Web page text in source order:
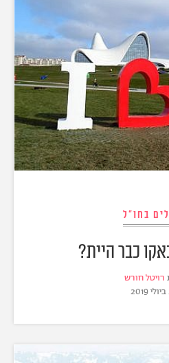
בחו"ל
כבר היית?
רויטל חורש